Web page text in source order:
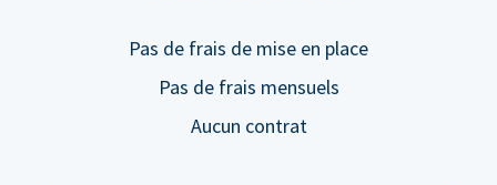
Pas de frais de mise en place
Pas de frais mensuels
Aucun contrat